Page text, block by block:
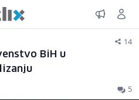
14
BiH u
5